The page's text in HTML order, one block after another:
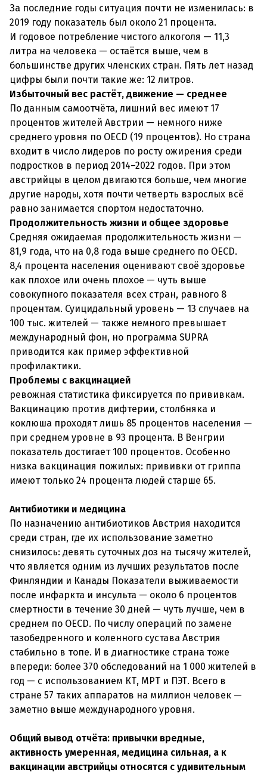
За последние годы ситуация почти не изменилась: в
2019 году показатель был около 21 процента.
И годовое потребление чистого алкоголя — 11,3
литра на человека — остаётся выше, чем в
большинстве других членских стран. Пять лет назад
цифры были почти такие же: 12 литров.
Избыточный вес растёт, движение — среднее
По данным самоотчёта, лишний вес имеют 17
процентов жителей Австрии — немного ниже
среднего уровня по OECD (19 процентов). Но страна
входит в число лидеров по росту ожирения среди
подростков в период 2014–2022 годов. При этом
австрийцы в целом двигаются больше, чем многие
другие народы, хотя почти четверть взрослых всё
равно занимается спортом недостаточно.
Продолжительность жизни и общее здоровье
Средняя ожидаемая продолжительность жизни —
81,9 года, что на 0,8 года выше среднего по OECD.
8,4 процента населения оценивают своё здоровье
как плохое или очень плохое — чуть выше
совокупного показателя всех стран, равного 8
процентам. Суицидальный уровень — 13 случаев на
100 тыс. жителей — также немного превышает
международный фон, но программа SUPRA
приводится как пример эффективной
профилактики.
Проблемы с вакцинацией
ревожная статистика фиксируется по прививкам.
Вакцинацию против дифтерии, столбняка и
коклюша проходят лишь 85 процентов населения —
при среднем уровне в 93 процента. В Венгрии
показатель достигает 100 процентов. Особенно
низка вакцинация пожилых: прививки от гриппа
имеют только 24 процента людей старше 65.
Антибиотики и медицина
По назначению антибиотиков Австрия находится
среди стран, где их использование заметно
снизилось: девять суточных доз на тысячу жителей,
что является одним из лучших результатов после
Финляндии и Канады Показатели выживаемости
после инфаркта и инсульта — около 6 процентов
смертности в течение 30 дней — чуть лучше, чем в
среднем по OECD. По числу операций по замене
тазобедренного и коленного сустава Австрия
стабильно в топе. И в диагностике страна тоже
впереди: более 370 обследований на 1 000 жителей в
год — с использованием КТ, МРТ и ПЭТ. Всего в
стране 57 таких аппаратов на миллион человек —
заметно выше международного уровня.
Общий вывод отчёта: привычки вредные,
активность умеренная, медицина сильная, а к
вакцинации австрийцы относятся с удивительным